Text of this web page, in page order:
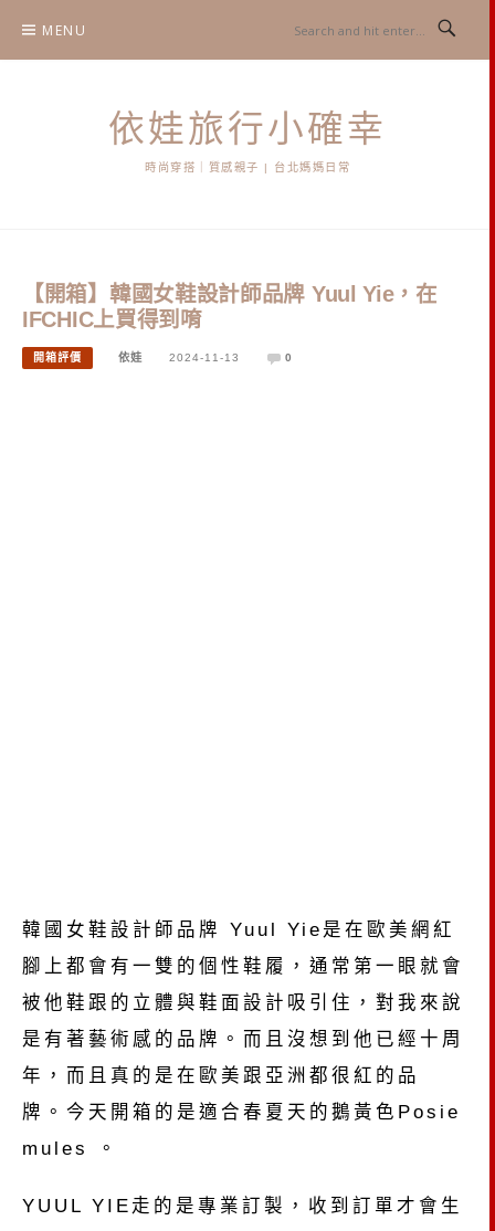
content
MENU
依娃旅行小確幸
時尚穿搭｜質感親子 | 台北媽媽日常
【開箱】韓國女鞋設計師品牌 Yuul Yie，在
IFCHIC上買得到唷
開箱評價 依娃 2024-11-13 0
韓國女鞋設計師品牌 Yuul Yie是在歐美網紅
腳上都會有一雙的個性鞋履，通常第一眼就會
被他鞋跟的立體與鞋面設計吸引住，對我來說
是有著藝術感的品牌。而且沒想到他已經十周
年，而且真的是在歐美跟亞洲都很紅的品
牌。 今天開箱的是適合春夏天的鵝黃色Posie
mules 。
YUUL YIE走的是專業訂製，收到訂單才會生